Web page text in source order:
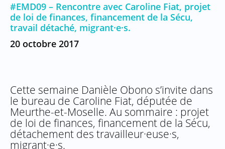
#EMD09 – Rencontre avec Caroline Fiat, projet
de loi de finances, financement de la Sécu,
travail détaché, migrant·e·s.
20 octobre 2017
Cette semaine Danièle Obono s’invite dans
le bureau de Caroline Fiat, députée de
Meurthe-et-Moselle. Au sommaire : projet
de loi de finances, financement de la Sécu,
détachement des travailleur·euse·s,
migrant·e·s.